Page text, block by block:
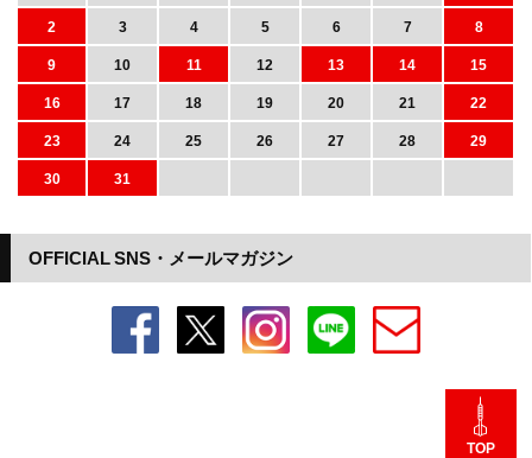
OFFICIAL SNS・メールマガジン
2
3 4 5 6 7
8
9
10 11 12 13 14
15
16
17 18 19 20 21
22
23
24 25 26 27 28
29
30
31
TOP